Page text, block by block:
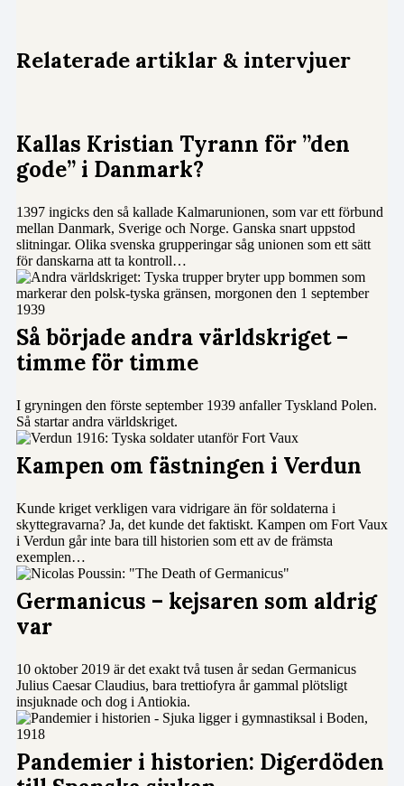
Relaterade artiklar & intervjuer
Kallas Kristian Tyrann för ”den
gode” i Danmark?
1397 ingicks den så kallade Kalmarunionen, som var ett förbund
mellan Danmark, Sverige och Norge. Ganska snart uppstod
slitningar. Olika svenska grupperingar såg unionen som ett sätt
för danskarna att ta kontroll…
Så började andra världskriget –
timme för timme
I gryningen den förste september 1939 anfaller Tyskland Polen.
Så startar andra världskriget.
Kampen om fästningen i Verdun
Kunde kriget verkligen vara vidrigare än för soldaterna i
skyttegravarna? Ja, det kunde det faktiskt. Kampen om Fort Vaux
i Verdun går inte bara till historien som ett av de främsta
exemplen…
Germanicus – kejsaren som aldrig
var
10 oktober 2019 är det exakt två tusen år sedan Germanicus
Julius Caesar Claudius, bara trettiofyra år gammal plötsligt
insjuknade och dog i Antiokia.
Pandemier i historien: Digerdöden